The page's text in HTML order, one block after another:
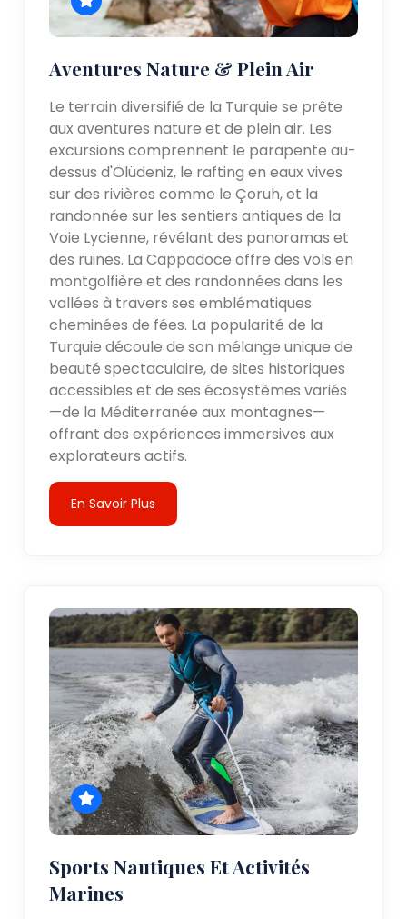
Aventures Nature & Plein Air
Le terrain diversifié de la Turquie se prête
aux aventures nature et de plein air. Les
excursions comprennent le parapente au-
dessus d'Ölüdeniz, le rafting en eaux vives
sur des rivières comme le Çoruh, et la
randonnée sur les sentiers antiques de la
Voie Lycienne, révélant des panoramas et
des ruines. La Cappadoce offre des vols en
montgolfière et des randonnées dans les
vallées à travers ses emblématiques
cheminées de fées. La popularité de la
Turquie découle de son mélange unique de
beauté spectaculaire, de sites historiques
accessibles et de ses écosystèmes variés
—de la Méditerranée aux montagnes—
offrant des expériences immersives aux
explorateurs actifs.
En Savoir Plus
Sports Nautiques Et Activités
Marines